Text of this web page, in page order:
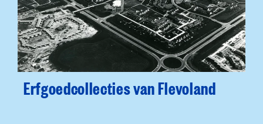
Erfgoedcollecties van Flevoland